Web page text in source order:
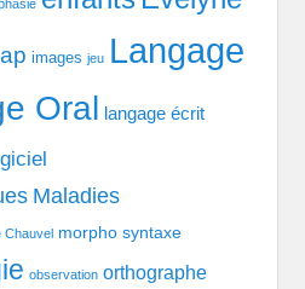
images jeu Langage
Oral langage écrit
Maladies
Chauvel morpho syntaxe
observation orthographe